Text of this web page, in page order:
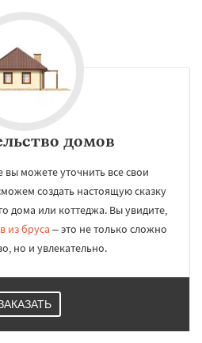
домов
можете уточнить все свои
создать настоящую сказку
дома или коттеджа. Вы увидите,
из бруса – это не только сложно
но и увлекательно.